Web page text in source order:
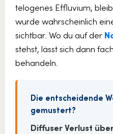
telogenes Effluvium,
wurde wahrscheinlich
sichtbar. Wo du auf der
stehst, lässt sich dann
behandeln.
Die entscheidende
gemustert?
Diffuser Verlust